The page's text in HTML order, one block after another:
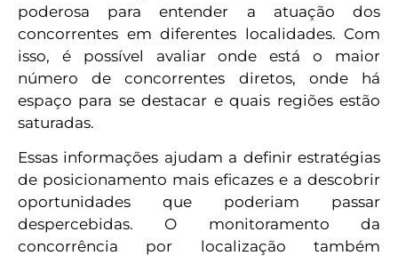
poderosa para entender a atuação dos
concorrentes em diferentes localidades. Com
isso, é possível avaliar onde está o maior
número de concorrentes diretos, onde há
espaço para se destacar e quais regiões estão
saturadas.
Essas informações ajudam a definir estratégias
de posicionamento mais eficazes e a descobrir
oportunidades que poderiam passar
despercebidas. O monitoramento da
concorrência por localização também